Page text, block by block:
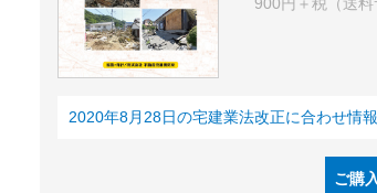
900円＋税（送料
2020年8月28日の宅建業法改正に合わせ情
ご購